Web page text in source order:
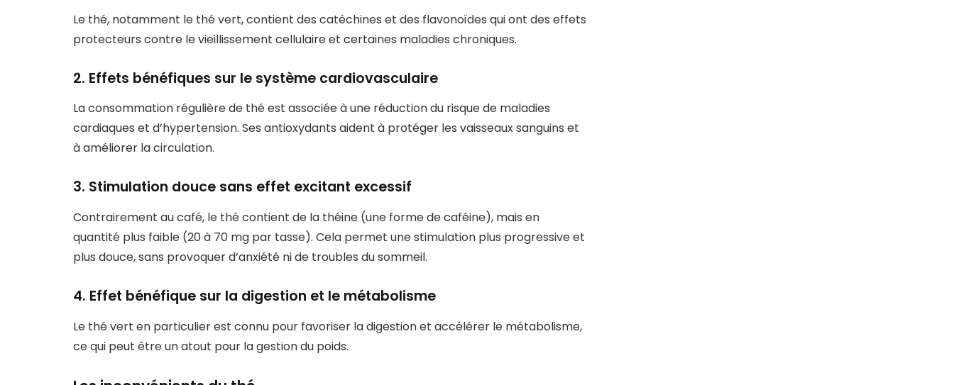
Le thé, notamment le thé vert, contient des catéchines et des flavonoïdes qui ont des effets
protecteurs contre le vieillissement cellulaire et certaines maladies chroniques.
2. Effets bénéfiques sur le système cardiovasculaire
La consommation régulière de thé est associée à une réduction du risque de maladies
cardiaques et d’hypertension. Ses antioxydants aident à protéger les vaisseaux sanguins et
à améliorer la circulation.
3. Stimulation douce sans effet excitant excessif
Contrairement au café, le thé contient de la théine (une forme de caféine), mais en
quantité plus faible (20 à 70 mg par tasse). Cela permet une stimulation plus progressive et
plus douce, sans provoquer d’anxiété ni de troubles du sommeil.
4. Effet bénéfique sur la digestion et le métabolisme
Le thé vert en particulier est connu pour favoriser la digestion et accélérer le métabolisme,
ce qui peut être un atout pour la gestion du poids.